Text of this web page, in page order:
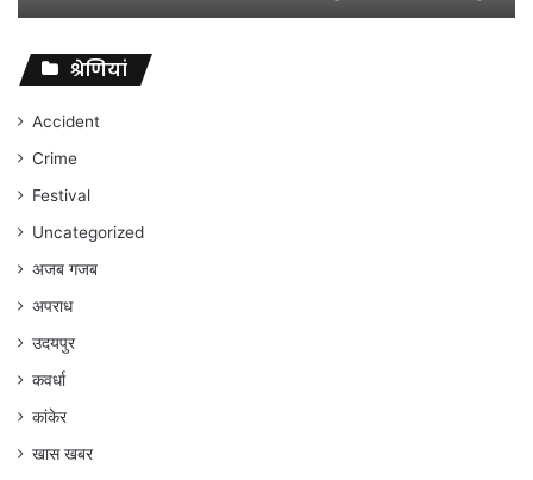
विवादों
संघर्ष
जारी
रहेगा
अंकित
गौरहा
श्रेणियां
Accident
Crime
Festival
Uncategorized
अजब गजब
अपराध
उदयपुर
कवर्धा
कांकेर
खास खबर